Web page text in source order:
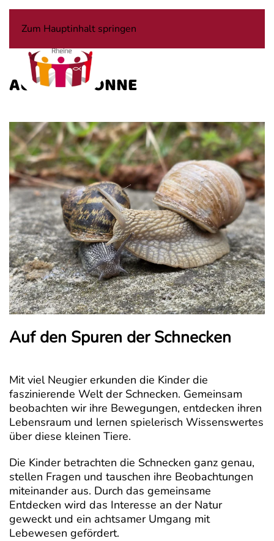
Zum Hauptinhalt springen
AUTOR:YVONNE
Auf den Spuren der Schnecken
Mit viel Neugier erkunden die Kinder die
faszinierende Welt der Schnecken. Gemeinsam
beobachten wir ihre Bewegungen, entdecken ihren
Lebensraum und lernen spielerisch Wissenswertes
über diese kleinen Tiere.
Die Kinder betrachten die Schnecken ganz genau,
stellen Fragen und tauschen ihre Beobachtungen
miteinander aus. Durch das gemeinsame
Entdecken wird das Interesse an der Natur
geweckt und ein achtsamer Umgang mit
Lebewesen gefördert.